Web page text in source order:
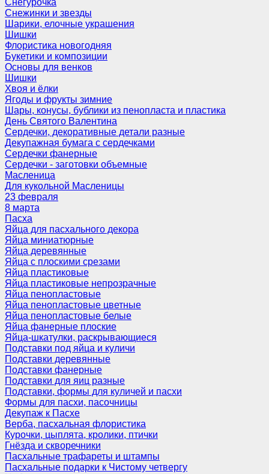
Снегурочка
Снежинки и звезды
Шарики, елочные украшения
Шишки
Флористика новогодняя
Букетики и композиции
Основы для венков
Шишки
Хвоя и ёлки
Ягоды и фрукты зимние
Шары, конусы, бублики из пенопласта и пластика
День Святого Валентина
Сердечки, декоративные детали разные
Декупажная бумага с сердечками
Сердечки фанерные
Сердечки - заготовки объемные
Масленица
Для кукольной Масленицы
23 февраля
8 марта
Пасха
Яйца для пасхального декора
Яйца миниатюрные
Яйца деревянные
Яйца с плоскими срезами
Яйца пластиковые
Яйца пластиковые непрозрачные
Яйца пенопластовые
Яйца пенопластовые цветные
Яйца пенопластовые белые
Яйца фанерные плоские
Яйца-шкатулки, раскрывающиеся
Подставки под яйца и куличи
Подставки деревянные
Подставки фанерные
Подставки для яиц разные
Подставки, формы для куличей и пасхи
Формы для пасхи, пасочницы
Декупаж к Пасхе
Верба, пасхальная флористика
Курочки, цыплята, кролики, птички
Гнёзда и скворечники
Пасхальные трафареты и штампы
Пасхальные подарки к Чистому четвергу